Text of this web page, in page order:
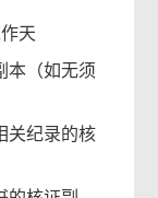
天
本（如无须
关纪录的核